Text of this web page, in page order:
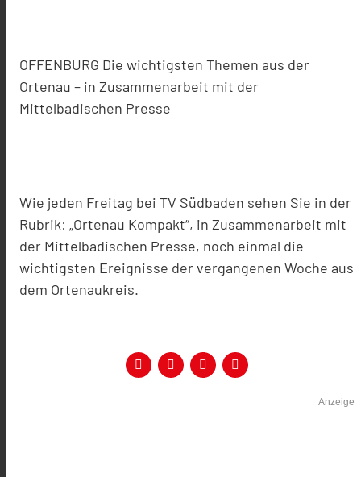
OFFENBURG Die wichtigsten Themen aus der
Ortenau – in Zusammenarbeit mit der
Mittelbadischen Presse
Wie jeden Freitag bei TV Südbaden sehen Sie in der
Rubrik: „Ortenau Kompakt“, in Zusammenarbeit mit
der Mittelbadischen Presse, noch einmal die
wichtigsten Ereignisse der vergangenen Woche aus
dem Ortenaukreis.
Anzeige